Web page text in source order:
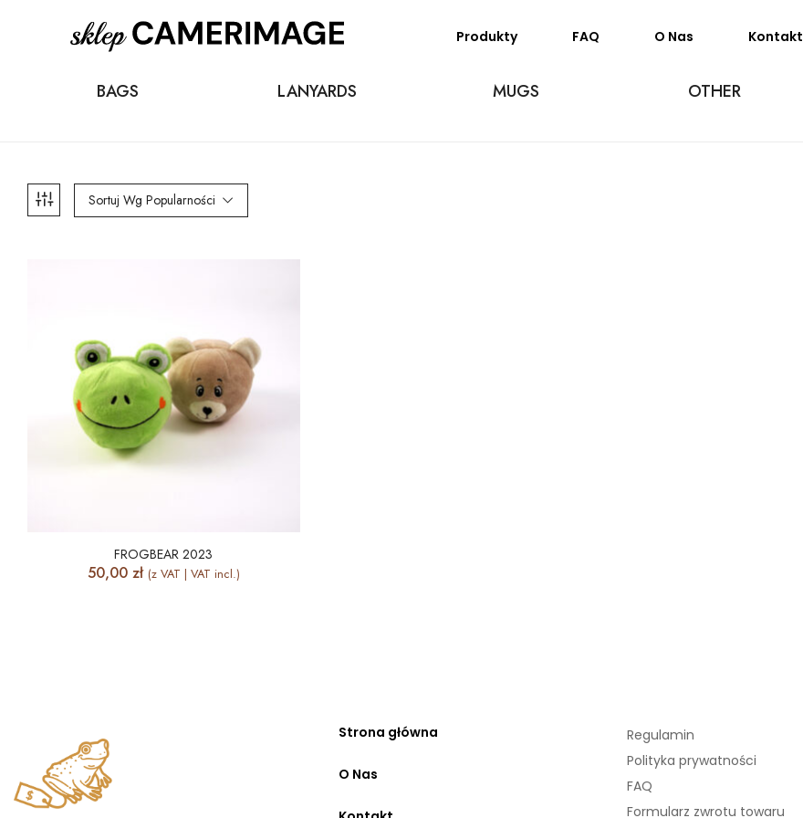
Produkty FAQ O Nas Kontakt
BAGS LANYARDS MUGS OTHER
Sortuj Wg Popularności
FROGBEAR 2023
50,00 zł (z VAT | VAT incl.)
Strona główna
O Nas
Regulamin
Polityka prywatności
FAQ
Formularz zwrotu towaru